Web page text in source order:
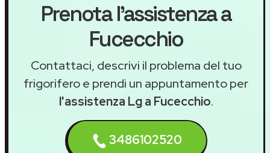
Prenota l'assistenza a
Fucecchio
Contattaci, descrivi il problema del tuo
frigorifero e prendi un appuntamento per
l'assistenza Lg a Fucecchio.
3486102520